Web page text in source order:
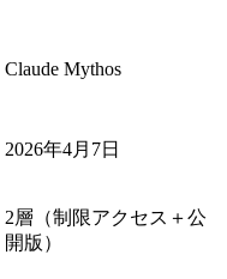
Claude Mythos
2026年4月7日
2層（制限アクセス＋公
開版）